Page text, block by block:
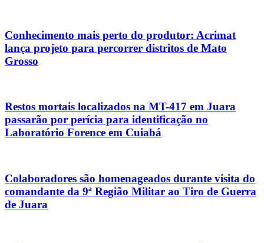
Conhecimento mais perto do produtor: Acrimat
lança projeto para percorrer distritos de Mato
Grosso
Restos mortais localizados na MT-417 em Juara
passarão por perícia para identificação no
Laboratório Forence em Cuiabá
Colaboradores são homenageados durante visita do
comandante da 9ª Região Militar ao Tiro de Guerra
de Juara